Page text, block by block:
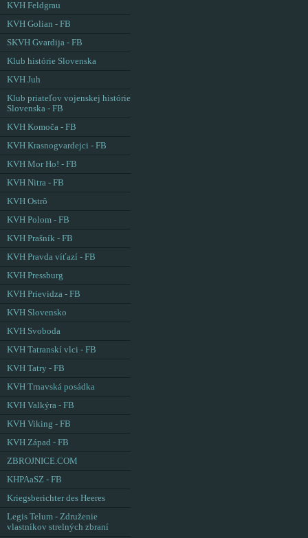
KVH Feldgrau
KVH Golian - FB
SKVH Gvardija - FB
Klub histórie Slovenska
KVH Juh
Klub priateľov vojenskej histórie
Slovenska - FB
KVH Komoča - FB
KVH Krasnogvardejci - FB
KVH Mor Ho! - FB
KVH Nitra - FB
KVH Ostrô
KVH Polom - FB
KVH Prašník - FB
KVH Pravda víťazí - FB
KVH Pressburg
KVH Prievidza - FB
KVH Slovensko
KVH Svoboda
KVH Tatranskí vlci - FB
KVH Tatry - FB
KVH Trnavská posádka
KVH Valkýra - FB
KVH Viking - FB
KVH Západ - FB
ZBROJNICE.COM
KHPAaSZ - FB
Kriegsberichter des Heeres
Legis Telum - Združenie
vlastníkov strelných zbraní